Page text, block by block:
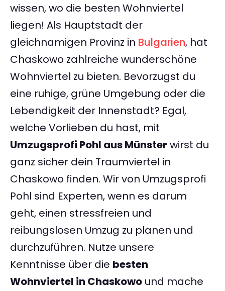
wissen, wo die besten Wohnviertel
liegen! Als Hauptstadt der
gleichnamigen Provinz in Bulgarien, hat
Chaskowo zahlreiche wunderschöne
Wohnviertel zu bieten. Bevorzugst du
eine ruhige, grüne Umgebung oder die
Lebendigkeit der Innenstadt? Egal,
welche Vorlieben du hast, mit
Umzugsprofi Pohl aus Münster wirst du
ganz sicher dein Traumviertel in
Chaskowo finden. Wir von Umzugsprofi
Pohl sind Experten, wenn es darum
geht, einen stressfreien und
reibungslosen Umzug zu planen und
durchzuführen. Nutze unsere
Kenntnisse über die besten
Wohnviertel in Chaskowo und mache